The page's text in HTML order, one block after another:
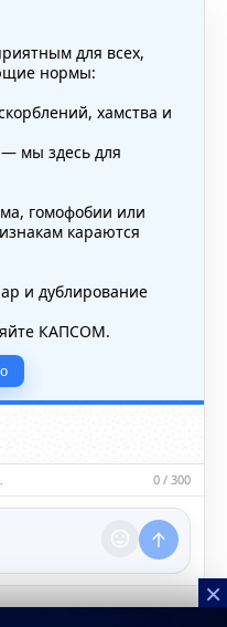
для всех,
нормы:
хамства и
— мы здесь для
гомофобии или
караются
и дублирование
КАПСОМ.
— свои или чужие
вправе удалять
к чату при
0 / 300
×